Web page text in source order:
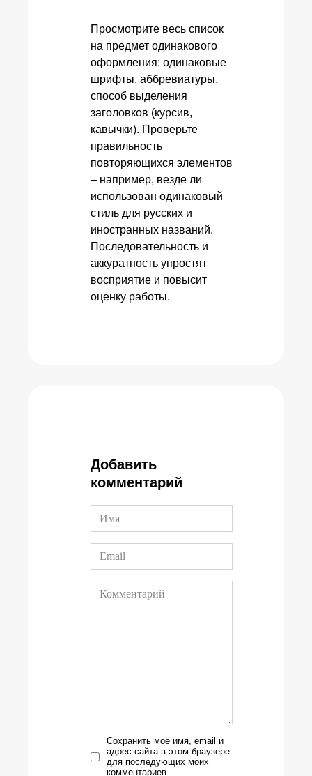
Просмотрите весь список
на предмет одинакового
оформления: одинаковые
шрифты, аббревиатуры,
способ выделения
заголовков (курсив,
кавычки). Проверьте
правильность
повторяющихся элементов
– например, везде ли
использован одинаковый
стиль для русских и
иностранных названий.
Последовательность и
аккуратность упростят
восприятие и повысит
оценку работы.
Добавить
комментарий
Сохранить моё имя, email и
адрес сайта в этом браузере
для последующих моих
комментариев.